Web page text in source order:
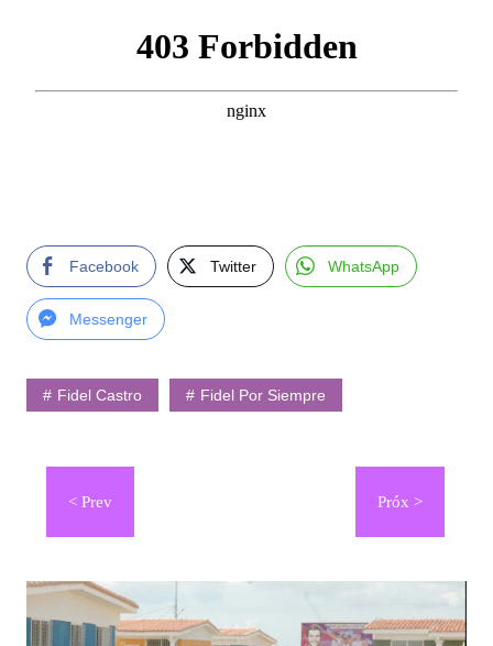
Facebook Twitter WhatsApp
Messenger
Fidel Castro Fidel Por Siempre
Navegación
entradas